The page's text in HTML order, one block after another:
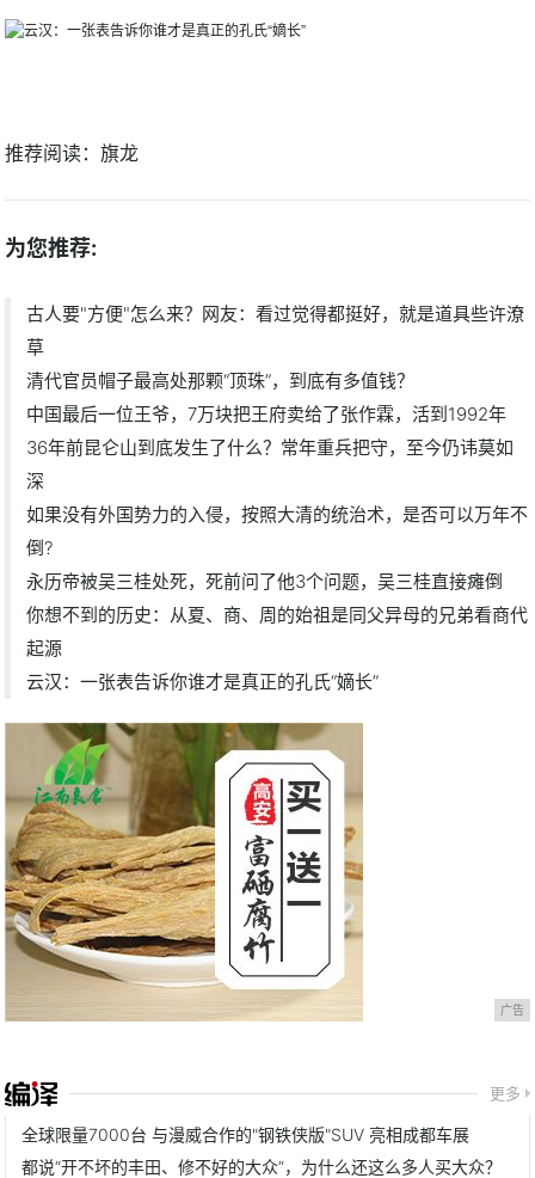
推荐阅读：旗龙
为您推荐:
古人要"方便"怎么来？网友：看过觉得都挺好，就是道具些许潦
草
清代官员帽子最高处那颗“顶珠”，到底有多值钱？
中国最后一位王爷，7万块把王府卖给了张作霖，活到1992年
36年前昆仑山到底发生了什么？常年重兵把守，至今仍讳莫如
深
如果没有外国势力的入侵，按照大清的统治术，是否可以万年不
倒?
永历帝被吴三桂处死，死前问了他3个问题，吴三桂直接瘫倒
你想不到的历史：从夏、商、周的始祖是同父异母的兄弟看商代
起源
云汉：一张表告诉你谁才是真正的孔氏“嫡长”
广告
更多
全球限量7000台 与漫威合作的"钢铁侠版"SUV 亮相成都车展
都说“开不坏的丰田、修不好的大众”，为什么还这么多人买大众？